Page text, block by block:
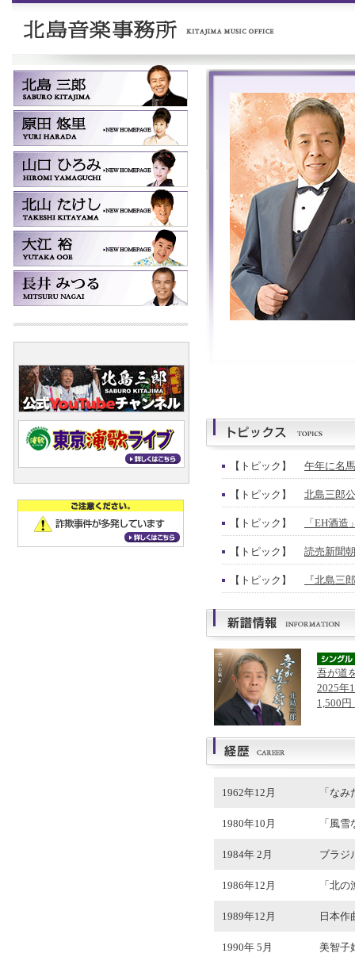
【トピック】 午年に名
【トピック】 北島三郎
【トピック】 「EH酒
【トピック】 読売新聞
【トピック】 『北島三
吾が道
2025年
1,500
1962年12月 「な
1980年10月 「風
1984年 2月 ブラジ
1986年12月 「北
1989年12月 日本作
1990年 5月 美智子